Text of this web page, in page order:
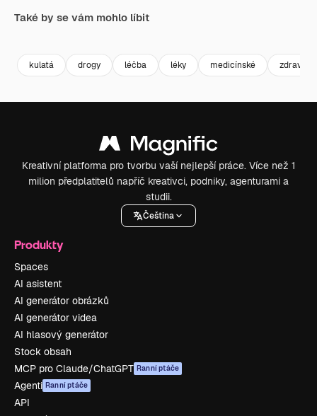
Také by se vám mohlo líbit
kulatá drogy léčba léky medicínské zdraví
Kreativní platforma pro tvorbu vaší nejlepší práce. Více než 1
milion předplatitelů napříč kreativci, podniky, agenturami a
studii.
Čeština
Produkty
Spaces
AI asistent
AI generátor obrázků
AI generátor videa
AI hlasový generátor
Stock obsah
MCP pro Claude/ChatGPT Ranní ptáče
Agenti Ranní ptáče
API